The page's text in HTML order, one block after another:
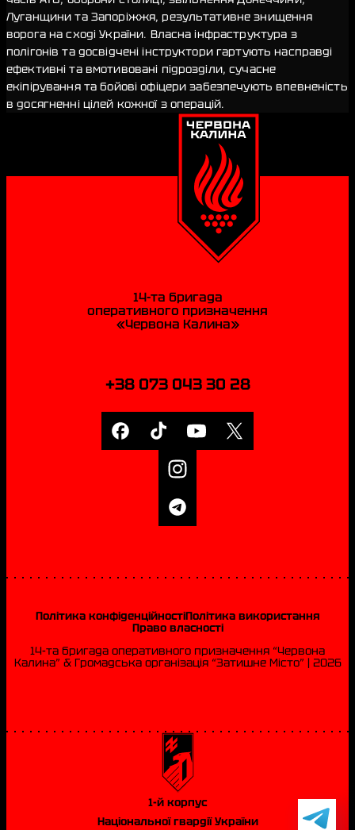
Луганщини та Запоріжжя, результативне знищення
ворога на сході України. Власна інфраструктура з
полігонів та досвідчені інструктори гартують насправді
ефективні та вмотивовані підрозділи, сучасне
екіпірування та бойові офіцери забезпечують впевненість
в досягненні цілей кожної з операцій.
+38 073 043 30 28
14-та бригада
оперативного призначення
«Червона Калина»
Політика конфіденційностіПолітика використання
Право власності
14-та бригада оперативного призначення “Червона
Калина” & Громадська організація “Затишне Місто” | 2026
1-й корпус
Національної гвардії України